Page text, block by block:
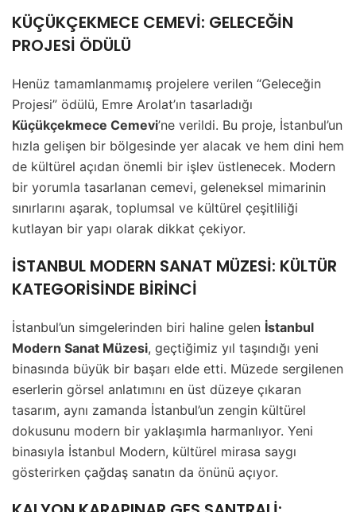
KÜÇÜKÇEKMECE CEMEVİ: GELECEĞİN
PROJESİ ÖDÜLÜ
Henüz tamamlanmamış projelere verilen “Geleceğin
Projesi” ödülü, Emre Arolat’ın tasarladığı
Küçükçekmece Cemevi’ne verildi. Bu proje, İstanbul’un
hızla gelişen bir bölgesinde yer alacak ve hem dini hem
de kültürel açıdan önemli bir işlev üstlenecek. Modern
bir yorumla tasarlanan cemevi, geleneksel mimarinin
sınırlarını aşarak, toplumsal ve kültürel çeşitliliği
kutlayan bir yapı olarak dikkat çekiyor.
İSTANBUL MODERN SANAT MÜZESİ: KÜLTÜR
KATEGORİSİNDE BİRİNCİ
İstanbul’un simgelerinden biri haline gelen İstanbul
Modern Sanat Müzesi, geçtiğimiz yıl taşındığı yeni
binasında büyük bir başarı elde etti. Müzede sergilenen
eserlerin görsel anlatımını en üst düzeye çıkaran
tasarım, aynı zamanda İstanbul’un zengin kültürel
dokusunu modern bir yaklaşımla harmanlıyor. Yeni
binasıyla İstanbul Modern, kültürel mirasa saygı
gösterirken çağdaş sanatın da önünü açıyor.